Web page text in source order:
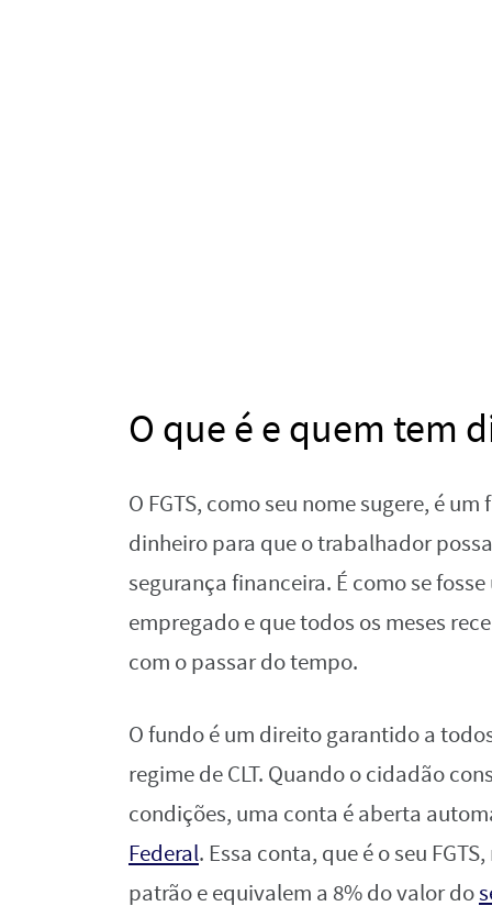
O que é e quem tem
O FGTS, como seu nome sugere, é
dinheiro para que o trabalhador
segurança financeira. É como se
empregado e que todos os meses
com o passar do tempo.
O fundo é um direito garantido a
regime de CLT. Quando o cidadão
condições, uma conta é aberta
Federal. Essa conta, que é o seu
patrão e equivalem a 8% do valor do